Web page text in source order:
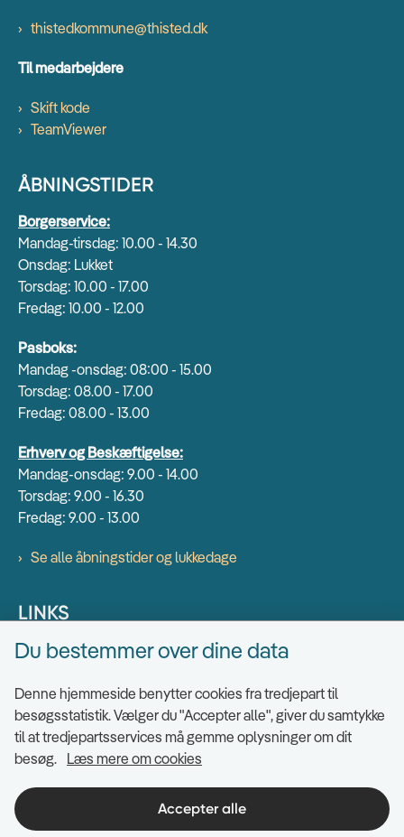
thistedkommune@thisted.dk
Til medarbejdere
Skift kode
TeamViewer
ÅBNINGSTIDER
Borgerservice:
Mandag-tirsdag: 10.00 - 14.30
Onsdag: Lukket
Torsdag: 10.00 - 17.00
Fredag: 10.00 - 12.00
Pasboks:
Mandag -onsdag: 08:00 - 15.00
Torsdag: 08.00 - 17.00
Fredag: 08.00 - 13.00
Erhverv og Beskæftigelse:
Mandag-onsdag: 9.00 - 14.00
Torsdag: 9.00 - 16.30
Fredag: 9.00 - 13.00
Se alle åbningstider og lukkedage
LINKS
Find EAN numre
Tilgængelighedserklæring
Cookies
Ris og ros til hjemmesiden
Du bestemmer over dine data
Denne hjemmeside benytter cookies fra tredjepart til
besøgsstatistik. Vælger du "Accepter alle", giver du samtykke
til at tredjepartsservices må gemme oplysninger om dit
besøg. Læs mere om cookies
Accepter alle